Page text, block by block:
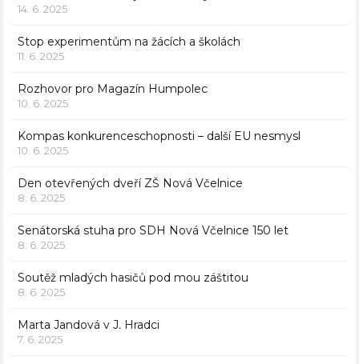
14. 6. 2025
Stop experimentům na žácích a školách
11. 6. 2025
Rozhovor pro Magazín Humpolec
10. 6. 2025
Kompas konkurenceschopnosti – další EU nesmysl
10. 6. 2025
Den otevřených dveří ZŠ Nová Včelnice
8. 6. 2025
Senátorská stuha pro SDH Nová Včelnice 150 let
8. 6. 2025
Soutěž mladých hasičů pod mou záštitou
8. 6. 2025
Marta Jandová v J. Hradci
7. 6. 2025